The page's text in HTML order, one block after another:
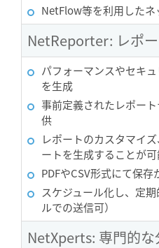
NetFlow等を利用した
NetReporter: レポ
パフォーマンスやセキ
を生成
事前定義されたレポー
供
レポートのカスタマイ
ートを生成することが
PDFやCSV形式にて保存
スケジュール化し、定
ルでの送信可）
NetXperts: 専門的